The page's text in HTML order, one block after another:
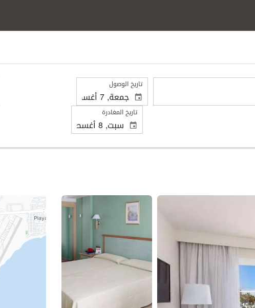
. تاريخ الوصول
تاريخ المغادرة
عرض 56 صور